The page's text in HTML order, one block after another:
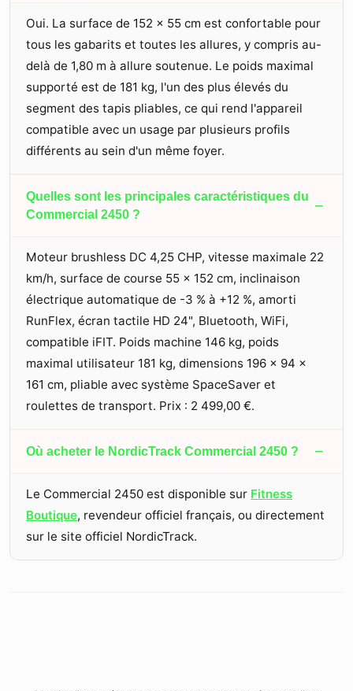
Oui. La surface de 152 × 55 cm est confortable pour
tous les gabarits et toutes les allures, y compris au-
delà de 1,80 m à allure soutenue. Le poids maximal
supporté est de 181 kg, l'un des plus élevés du
segment des tapis pliables, ce qui rend l'appareil
compatible avec un usage par plusieurs profils
différents au sein d'un même foyer.
Quelles sont les principales caractéristiques du
Commercial 2450 ?
−
Moteur brushless DC 4,25 CHP, vitesse maximale 22
km/h, surface de course 55 × 152 cm, inclinaison
électrique automatique de -3 % à +12 %, amorti
RunFlex, écran tactile HD 24", Bluetooth, WiFi,
compatible iFIT. Poids machine 146 kg, poids
maximal utilisateur 181 kg, dimensions 196 × 94 ×
161 cm, pliable avec système SpaceSaver et
roulettes de transport. Prix : 2 499,00 €.
Où acheter le NordicTrack Commercial 2450 ? −
Le Commercial 2450 est disponible sur Fitness
Boutique, revendeur officiel français, ou directement
sur le site officiel NordicTrack.